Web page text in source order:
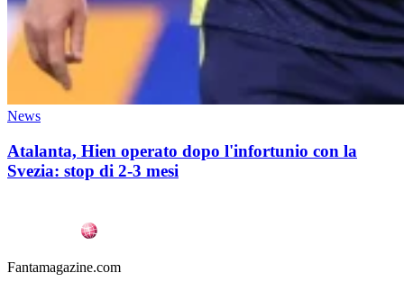
News
Atalanta, Hien operato dopo l'infortunio con la
Svezia: stop di 2-3 mesi
Fantamagazine.com